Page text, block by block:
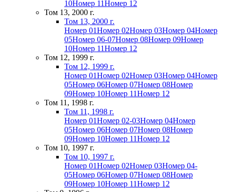
10Номер 11Номер 12
Том 13, 2000 г.
Том 13, 2000 г.
Номер 01Номер 02Номер 03Номер 04Номер
05Номер 06-07Номер 08Номер 09Номер
10Номер 11Номер 12
Том 12, 1999 г.
Том 12, 1999 г.
Номер 01Номер 02Номер 03Номер 04Номер
05Номер 06Номер 07Номер 08Номер
09Номер 10Номер 11Номер 12
Том 11, 1998 г.
Том 11, 1998 г.
Номер 01Номер 02-03Номер 04Номер
05Номер 06Номер 07Номер 08Номер
09Номер 10Номер 11Номер 12
Том 10, 1997 г.
Том 10, 1997 г.
Номер 01Номер 02Номер 03Номер 04-
05Номер 06Номер 07Номер 08Номер
09Номер 10Номер 11Номер 12